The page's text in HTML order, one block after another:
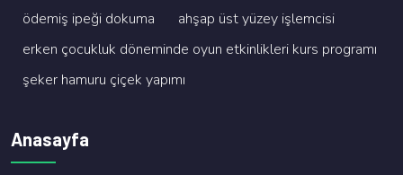
ödemi̇ş i̇peği̇ dokuma
ahşap üst yüzey i̇şlemci̇si̇
erken çocukluk dönemi̇nde oyun etki̇nli̇kleri̇ kurs programi
şeker hamuru çi̇çek yapimi
Anasayfa